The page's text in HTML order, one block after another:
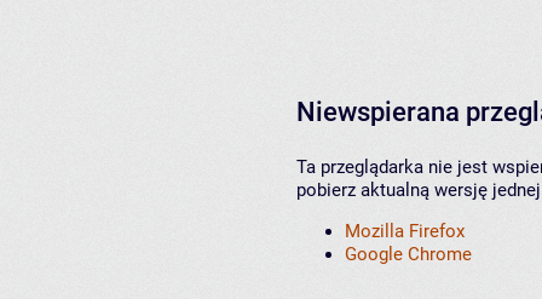
Niewspierana
Ta przeglądarka nie jest
pobierz aktualną wersję
Mozilla Firefox
Google Chrome